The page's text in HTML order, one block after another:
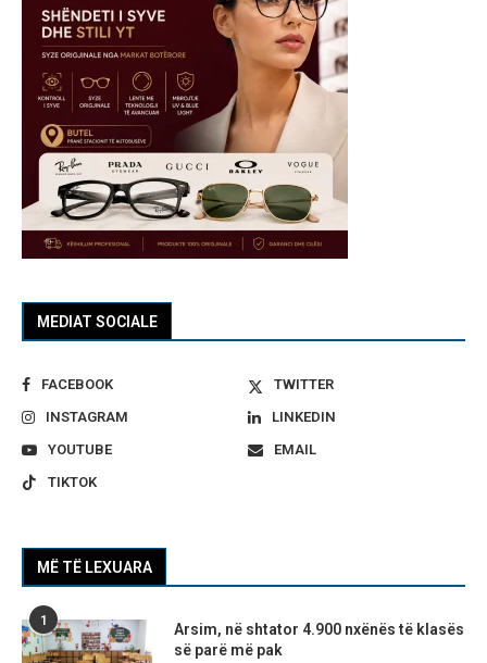
MEDIAT SOCIALE
FACEBOOK
TWITTER
INSTAGRAM
LINKEDIN
YOUTUBE
EMAIL
TIKTOK
MË TË LEXUARA
1
Arsim, në shtator 4.900 nxënës të klasës
së parë më pak